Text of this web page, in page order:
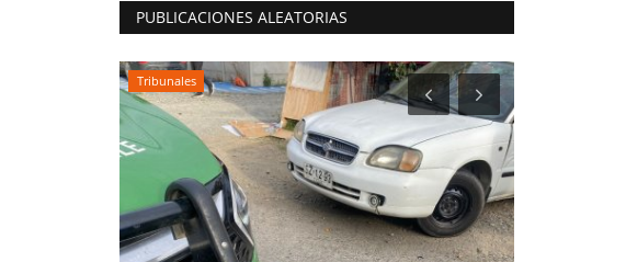
PUBLICACIONES ALEATORIAS
Tribunales